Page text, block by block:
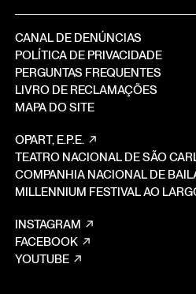
CANAL DE DENÚNCIAS
POLÍTICA DE PRIVACIDADE
PERGUNTAS FREQUENTES
LIVRO DE RECLAMAÇÕES
MAPA DO SITE
OPART, E.P.E.
TEATRO NACIONAL DE SÃO
COMPANHIA NACIONAL DE
MILLENNIUM FESTIVAL AO
INSTAGRAM
FACEBOOK
YOUTUBE